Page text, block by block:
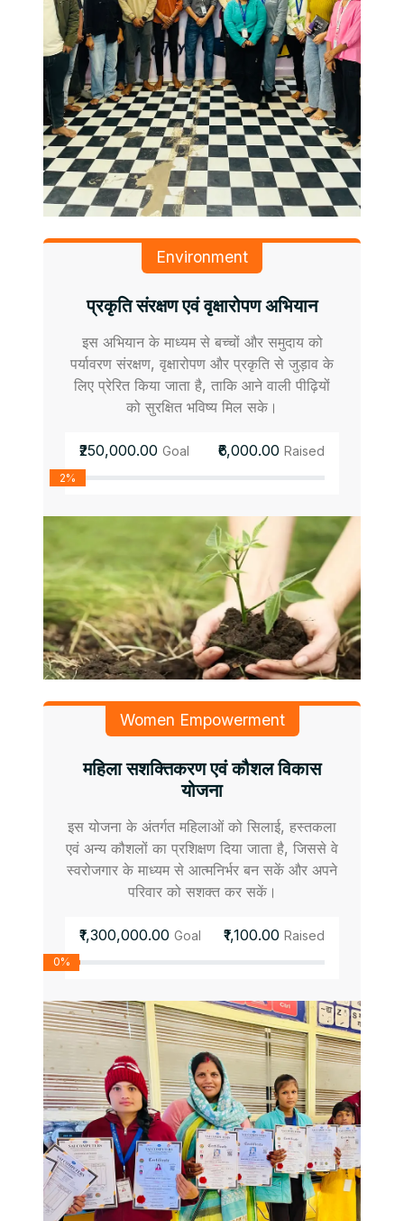
Environment
प्रकृति संरक्षण एवं वृक्षारोपण अभियान
इस अभियान के माध्यम से बच्चों और समुदाय को
पर्यावरण संरक्षण, वृक्षारोपण और प्रकृति से जुड़ाव के
लिए प्रेरित किया जाता है, ताकि आने वाली पीढ़ियों
को सुरक्षित भविष्य मिल सके।
₹250,000.00 Goal ₹6,000.00 Raised
2%
Women Empowerment
महिला सशक्तिकरण एवं कौशल विकास
योजना
इस योजना के अंतर्गत महिलाओं को सिलाई, हस्तकला
एवं अन्य कौशलों का प्रशिक्षण दिया जाता है, जिससे वे
स्वरोजगार के माध्यम से आत्मनिर्भर बन सकें और अपने
परिवार को सशक्त कर सकें।
₹1,300,000.00 Goal ₹1,100.00 Raised
0%